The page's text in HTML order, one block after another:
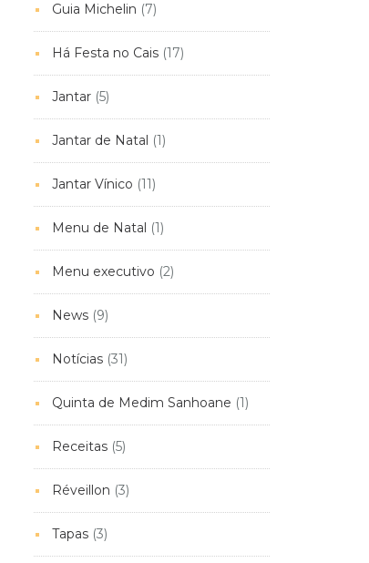
Guia Michelin (7)
Há Festa no Cais(17)
Jantar(5)
Jantar de Natal (1)
Jantar Vínico (11)
Menu de Natal (1)
Menu executivo (2)
News(9)
Notícias(31)
Quinta de Medim Sanhoane (1)
Receitas(5)
Réveillon (3)
Tapas(3)